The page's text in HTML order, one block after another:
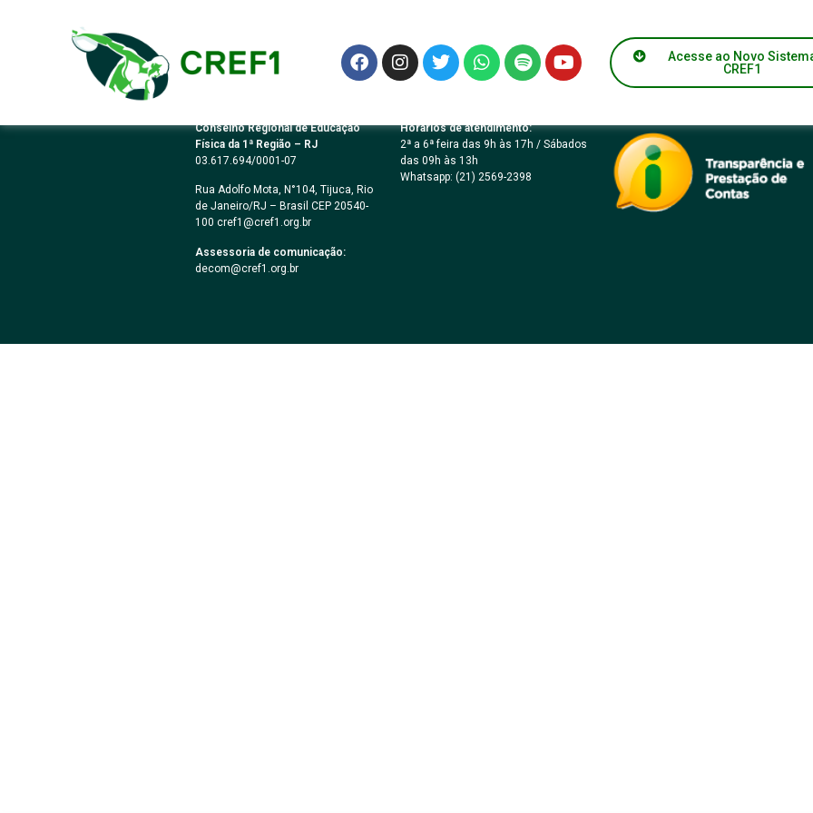
Acesse ao Novo
CREF1
Lei Estadual Nº 6765
Conselho Regional de Educação
Física da 1ª Região – RJ
03.617.694/0001-07
Rua Adolfo Mota, N°104, Tijuca, Rio
de Janeiro/RJ – Brasil CEP 20540-
100 cref1@cref1.org.br
Assessoria de comunicação:
decom@cref1.org.br
Horários de atendimento:
2ª a 6ª feira das 9h às 17h / Sábados
das 09h às 13h
Whatsapp: (21) 2569-2398